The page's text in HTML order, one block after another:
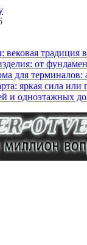
традиция
от
для терминалов:
яркая сила или
и одноэтажных